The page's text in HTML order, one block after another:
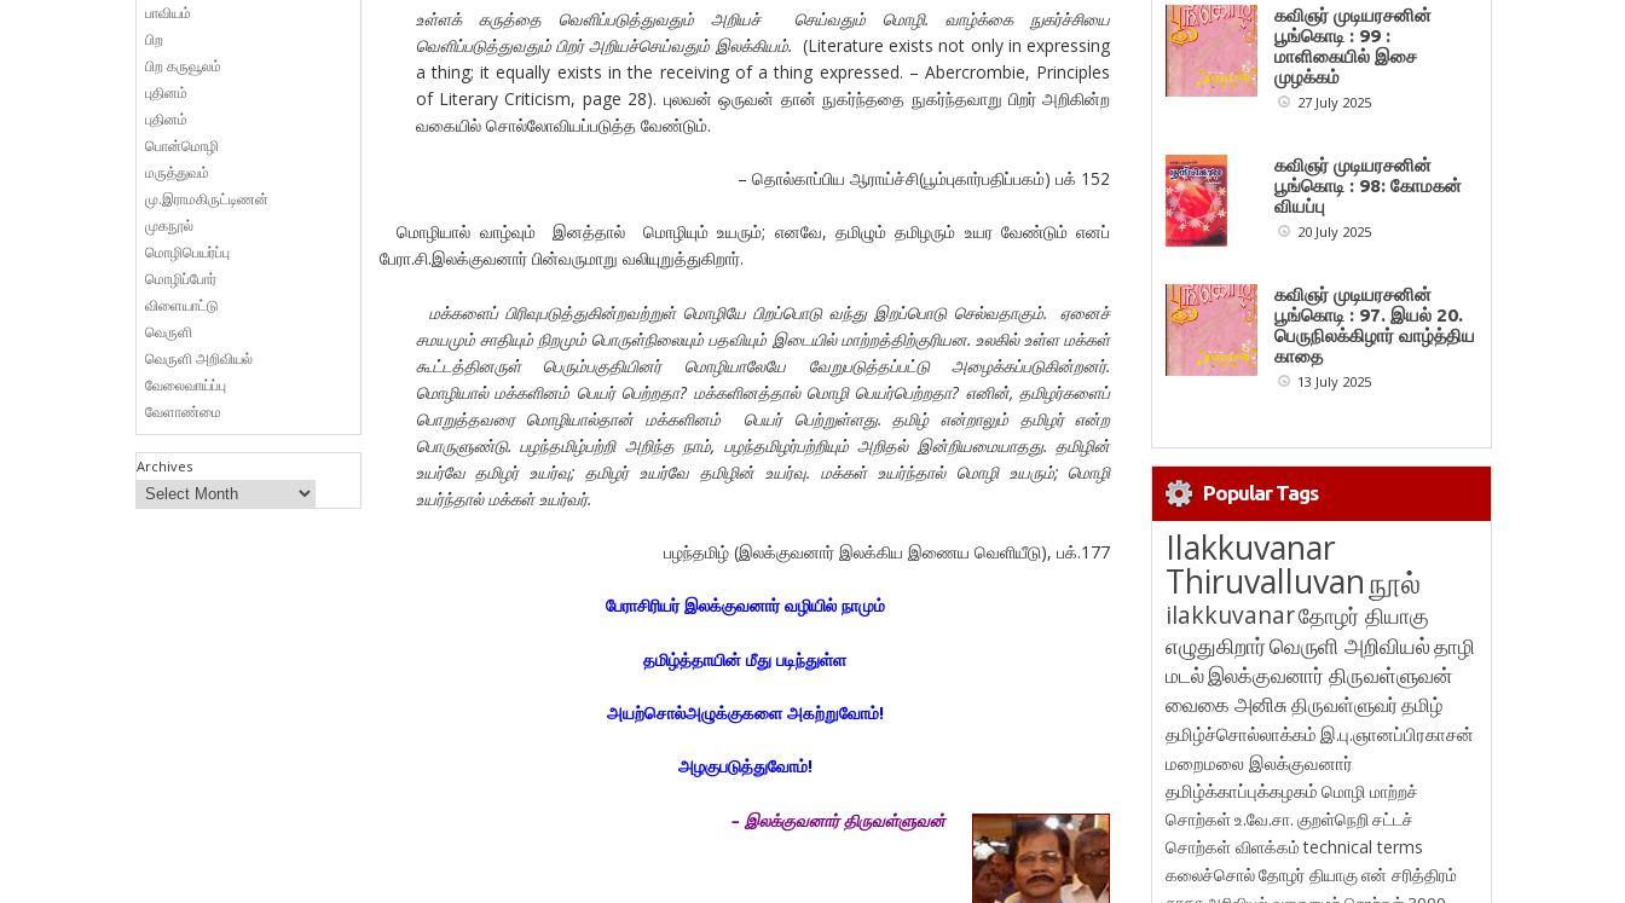
உள்ளக் கருத்தை வெளிப்படுத்துவதும் அறியச் செய்வதும் மொழி. வாழ்க்கை நுகர்ச்சியை
வெளிப்படுத்துவதும் பிறர் அறியச்செய்வதும் இலக்கியம். (Literature exists not only in expressing
a thing; it equally exists in the receiving of a thing expressed. – Abercrombie, Principles
of Literary Criticism, page 28). புலவன் ஒருவன் தான் நுகர்ந்ததை நுகர்ந்தவாறு பிறர் அறிகின்ற
வகையில் சொல்லோவியப்படுத்த வேண்டும்.
– தொல்காப்பிய ஆராய்ச்சி(பூம்புகார்பதிப்பகம்) பக் 152
மொழியால் வாழ்வும் இனத்தால் மொழியும் உயரும்; எனவே, தமிழும் தமிழரும் உயர வேண்டும் எனப்
பேரா.சி.இலக்குவனார் பின்வருமாறு வலியுறுத்துகிறார்.
மக்களைப் பிரிவுபடுத்துகின்றவற்றுள் மொழியே பிறப்பொடு வந்து இறப்பொடு செல்வதாகும். ஏனைச்
சமயமும் சாதியும் நிறமும் பொருள்நிலையும் பதவியும் இடையில் மாற்றத்திற்குரியன. உலகில் உள்ள மக்கள்
கூட்டத்தினருள் பெரும்பகுதியினர் மொழியாலேயே வேறுபடுத்தப்பட்டு அழைக்கப்படுகின்றனர்.
மொழியால் மக்களினம் பெயர் பெற்றதா? மக்களினத்தால் மொழி பெயர்பெற்றதா? எனின்,தமிழர்களைப்
பொறுத்தவரை மொழியால்தான் மக்களினம் பெயர் பெற்றுள்ளது. தமிழ் என்றாலும் தமிழர் என்ற
பொருளுண்டு. பழந்தமிழ்பற்றி அறிந்த நாம், பழந்தமிழர்பற்றியும் அறிதல் இன்றியமையாதது. தமிழின்
உயர்வே தமிழர் உயர்வு;தமிழர் உயர்வே தமிழின் உயர்வு. மக்கள் உயர்ந்தால் மொழி உயரும்; மொழி
உயர்ந்தால் மக்கள் உயர்வர்.
பழந்தமிழ் (இலக்குவனார் இலக்கிய இணைய வெளியீடு), பக்.177
பேராசிரியர் இலக்குவனார் வழியில் நாமும்
தமிழ்த்தாயின் மீது படிந்துள்ள
அயற்சொல்அழுக்குகளை அகற்றுவோம்!
அழகுபடுத்துவோம்!
– இலக்குவனார் திருவள்ளுவன்
பாவியம்
பிற
பிற கருவூலம்
புதினம்
புதினம்
பொன்மொழி
மருத்துவம்
மு.இராமகிருட்டிணன்
முகநூல்
மொழிபெயர்ப்பு
மொழிப்போர்
விளையாட்டு
வெருளி
வெருளி அறிவியல்
வேலைவாய்ப்பு
வேளாண்மை
Archives
கவிஞர் முடியரசனின்
பூங்கொடி : 99 :
மாளிகையில் இசை
முழக்கம்
27 July 2025
கவிஞர் முடியரசனின்
பூங்கொடி : 98: கோமகன்
வியப்பு
20 July 2025
கவிஞர் முடியரசனின்
பூங்கொடி : 97. இயல் 20.
பெருநிலக்கிழார் வாழ்த்திய
காதை
13 July 2025
Popular Tags
Ilakkuvanar
Thiruvalluvanநூல்
ilakkuvanarதோழர் தியாகு
எழுதுகிறார்வெருளி அறிவியல்தாழி
மடல்இலக்குவனார் திருவள்ளுவன்
வைகை அனிசுதிருவள்ளுவர்தமிழ்
தமிழ்ச்சொல்லாக்கம் இ.பு.ஞானப்பிரகாசன்
மறைமலை இலக்குவனார்
தமிழ்க்காப்புக்கழகம் மொழி மாற்றச்
சொற்கள்உ.வே.சா. குறள்நெறி சட்டச்
சொற்கள் விளக்கம்technical terms
கலைச்சொல்தோழர் தியாகுஎன் சரித்திரம்